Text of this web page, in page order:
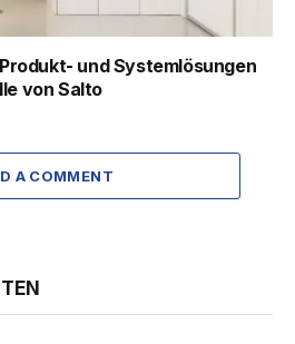
und Systemlösungen
von Salto
A COMMENT